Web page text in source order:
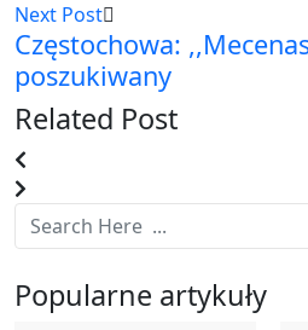
Next Post
Częstochowa:
poszukiwany
Related Post
Popularne artykuły